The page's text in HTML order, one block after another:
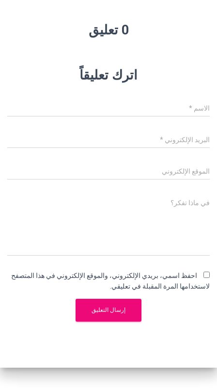
0 تعليق
اترك تعليقاً
الاسم *
البريد الإلكتروني *
الموقع الإلكتروني
في ماذا تفكر؟
احفظ اسمي، بريدي الإلكتروني، والموقع الإلكتروني في هذا المتصفح
لاستخدامها المرة المقبلة في تعليقي.